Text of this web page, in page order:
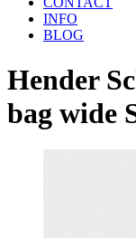
INFO
BLOG
Hender
bag wide